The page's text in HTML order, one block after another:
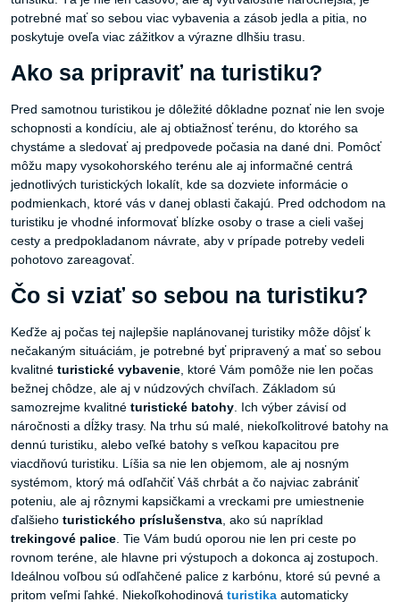
potrebné mať so sebou viac vybavenia a zásob jedla a pitia, no
poskytuje oveľa viac zážitkov a výrazne dlhšiu trasu.
Ako sa pripraviť na turistiku?
Pred samotnou turistikou je dôležité dôkladne poznať nie len svoje
schopnosti a kondíciu, ale aj obtiažnosť terénu, do ktorého sa
chystáme a sledovať aj predpovede počasia na dané dni. Pomôcť
môžu mapy vysokohorského terénu ale aj informačné centrá
jednotlivých turistických lokalít, kde sa dozviete informácie o
podmienkach, ktoré vás v danej oblasti čakajú. Pred odchodom na
turistiku je vhodné informovať blízke osoby o trase a cieli vašej
cesty a predpokladanom návrate, aby v prípade potreby vedeli
pohotovo zareagovať.
Čo si vziať so sebou na turistiku?
Keďže aj počas tej najlepšie naplánovanej turistiky môže dôjsť k
nečakaným situáciám, je potrebné byť pripravený a mať so sebou
kvalitné turistické vybavenie , ktoré Vám pomôže nie len počas
bežnej chôdze, ale aj v núdzových chvíľach. Základom sú
samozrejme kvalitné turistické batohy . Ich výber závisí od
náročnosti a dĺžky trasy. Na trhu sú malé, niekoľkolitrové batohy na
dennú turistiku, alebo veľké batohy s veľkou kapacitou pre
viacdňovú turistiku. Líšia sa nie len objemom, ale aj nosným
systémom, ktorý má odľahčiť Váš chrbát a čo najviac zabrániť
poteniu, ale aj rôznymi kapsičkami a vreckami pre umiestnenie
ďalšieho turistického príslušenstva , ako sú napríklad
trekingové palice . Tie Vám budú oporou nie len pri ceste po
rovnom teréne, ale hlavne pri výstupoch a dokonca aj zostupoch.
Ideálnou voľbou sú odľahčené palice z karbónu, ktoré sú pevné a
pritom veľmi ľahké. Niekoľkohodinová turistika automaticky